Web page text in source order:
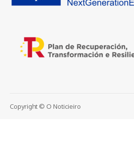
Copyright © O Noticieiro